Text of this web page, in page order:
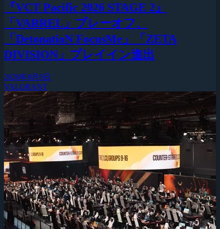
『VCT Pacific 2026 STAGE 2』
「VARREL」プレーオフ、
「DetonatioN FocusMe」「ZETA
DIVISION」プレイイン進出
2026年8月9日
VALORANT